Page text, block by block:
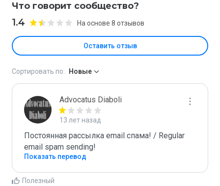
Что говорит сообщество?
1.4 На основе 8 отзывов
Оставить отзыв
Сортировать по: Новые
Advocatus Diaboli
13 лет назад
Постоянная рассылка email спама! / Regular
email spam sending!
Показать перевод
Полезный